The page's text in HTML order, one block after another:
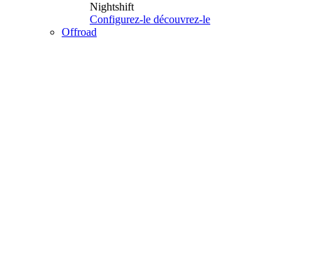
Nightshift
Configurez-le découvrez-le
Offroad